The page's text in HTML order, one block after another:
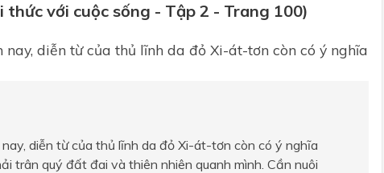
thức với cuộc sống - Tập 2 - Trang 100)
diễn từ của thủ lĩnh da đỏ Xi-át-tơn còn có ý nghĩa
diễn từ của thủ lĩnh da đỏ Xi-át-tơn còn có ý nghĩa
trân quý đất đai và thiên nhiên quanh mình. Cần nuôi